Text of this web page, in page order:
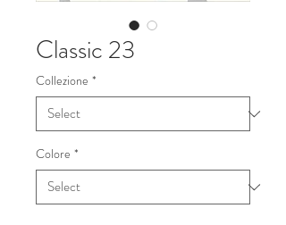
Classic 23
Collezione *
Colore *